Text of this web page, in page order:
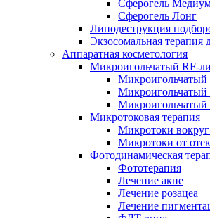
Сферогель
Сферогель Лонг
Липодеструкция
Экзосомальная терапия
Аппаратная косметология
Микроигольчатый RF-
Микроигольчатый
Микроигольчатый
Микротоковая терапия
Микротоки вокруг
Микротоки от
Фотодинамическая
Фототерапия
Лечение акне
Лечение розацеа
Лечение